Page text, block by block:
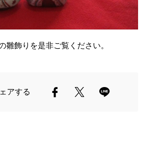
雛飾りを是非ご覧ください。
アする